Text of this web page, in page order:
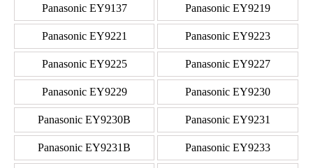
Panasonic EY9137 Panasonic EY9219
Panasonic EY9221 Panasonic EY9223
Panasonic EY9225 Panasonic EY9227
Panasonic EY9229 Panasonic EY9230
Panasonic EY9230B Panasonic EY9231
Panasonic EY9231B Panasonic EY9233